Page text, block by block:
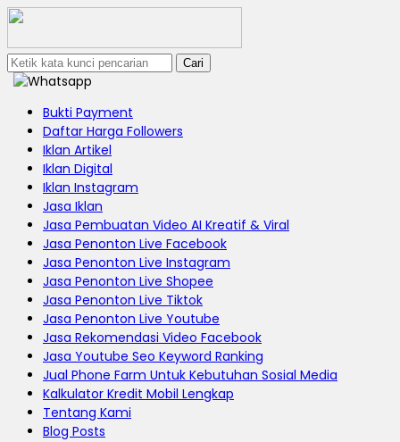
Cari
Bukti Payment
Daftar Harga Followers
Iklan Artikel
Iklan Digital
Iklan Instagram
Jasa Iklan
Jasa Pembuatan Video AI Kreatif & Viral
Jasa Penonton Live Facebook
Jasa Penonton Live Instagram
Jasa Penonton Live Shopee
Jasa Penonton Live Tiktok
Jasa Penonton Live Youtube
Jasa Rekomendasi Video Facebook
Jasa Youtube Seo Keyword Ranking
Jual Phone Farm Untuk Kebutuhan Sosial Media
Kalkulator Kredit Mobil Lengkap
Tentang Kami
Blog Posts